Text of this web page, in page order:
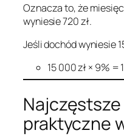
Oznacza to, że
wyniesie 720 zł.
Jeśli dochód wyniesie
15 000 zł × 9% =
Najczęstsze
praktyczne